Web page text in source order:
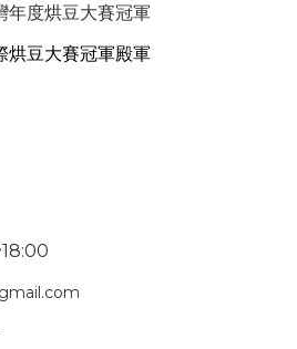
年度烘豆大賽冠軍
烘豆大賽冠軍殿軍